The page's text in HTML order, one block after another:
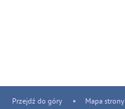
Przejdź do góry Mapa strony